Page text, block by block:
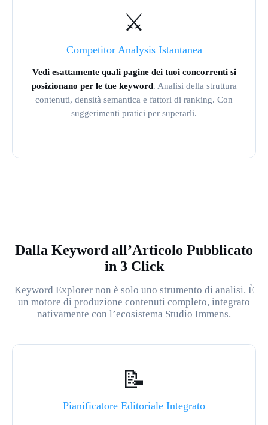
⚔️
Competitor Analysis Istantanea
Vedi esattamente quali pagine dei tuoi concorrenti si
posizionano per le tue keyword. Analisi della struttura
contenuti, densità semantica e fattori di ranking. Con
suggerimenti pratici per superarli.
Dalla Keyword all’Articolo Pubblicato
in 3 Click
Keyword Explorer non è solo uno strumento di analisi. È
un motore di produzione contenuti completo, integrato
nativamente con l’ecosistema Studio Immens.
📝
Pianificatore Editoriale Integrato